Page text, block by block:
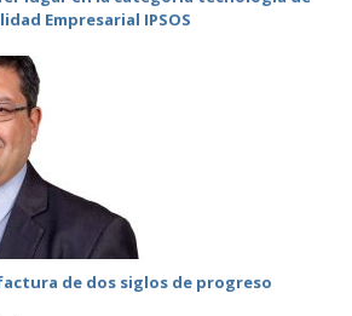
Empresarial IPSOS
de dos siglos de progreso